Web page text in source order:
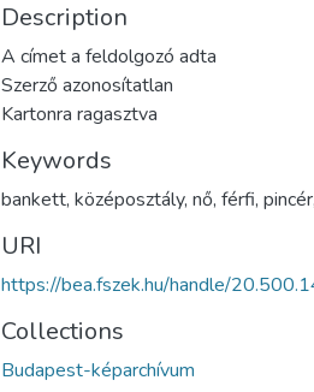
Description
A címet a feldolgozó adta
Szerző azonosítatlan
Kartonra ragasztva
Keywords
bankett, középosztály, nő, férfi, pincér,
URI
https://bea.fszek.hu/handle/
Collections
Budapest-képarchívum